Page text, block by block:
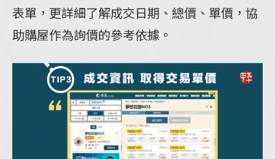
表單，更詳細了解成交日期、總價、單價，協
助購屋作為詢價的參考依據。